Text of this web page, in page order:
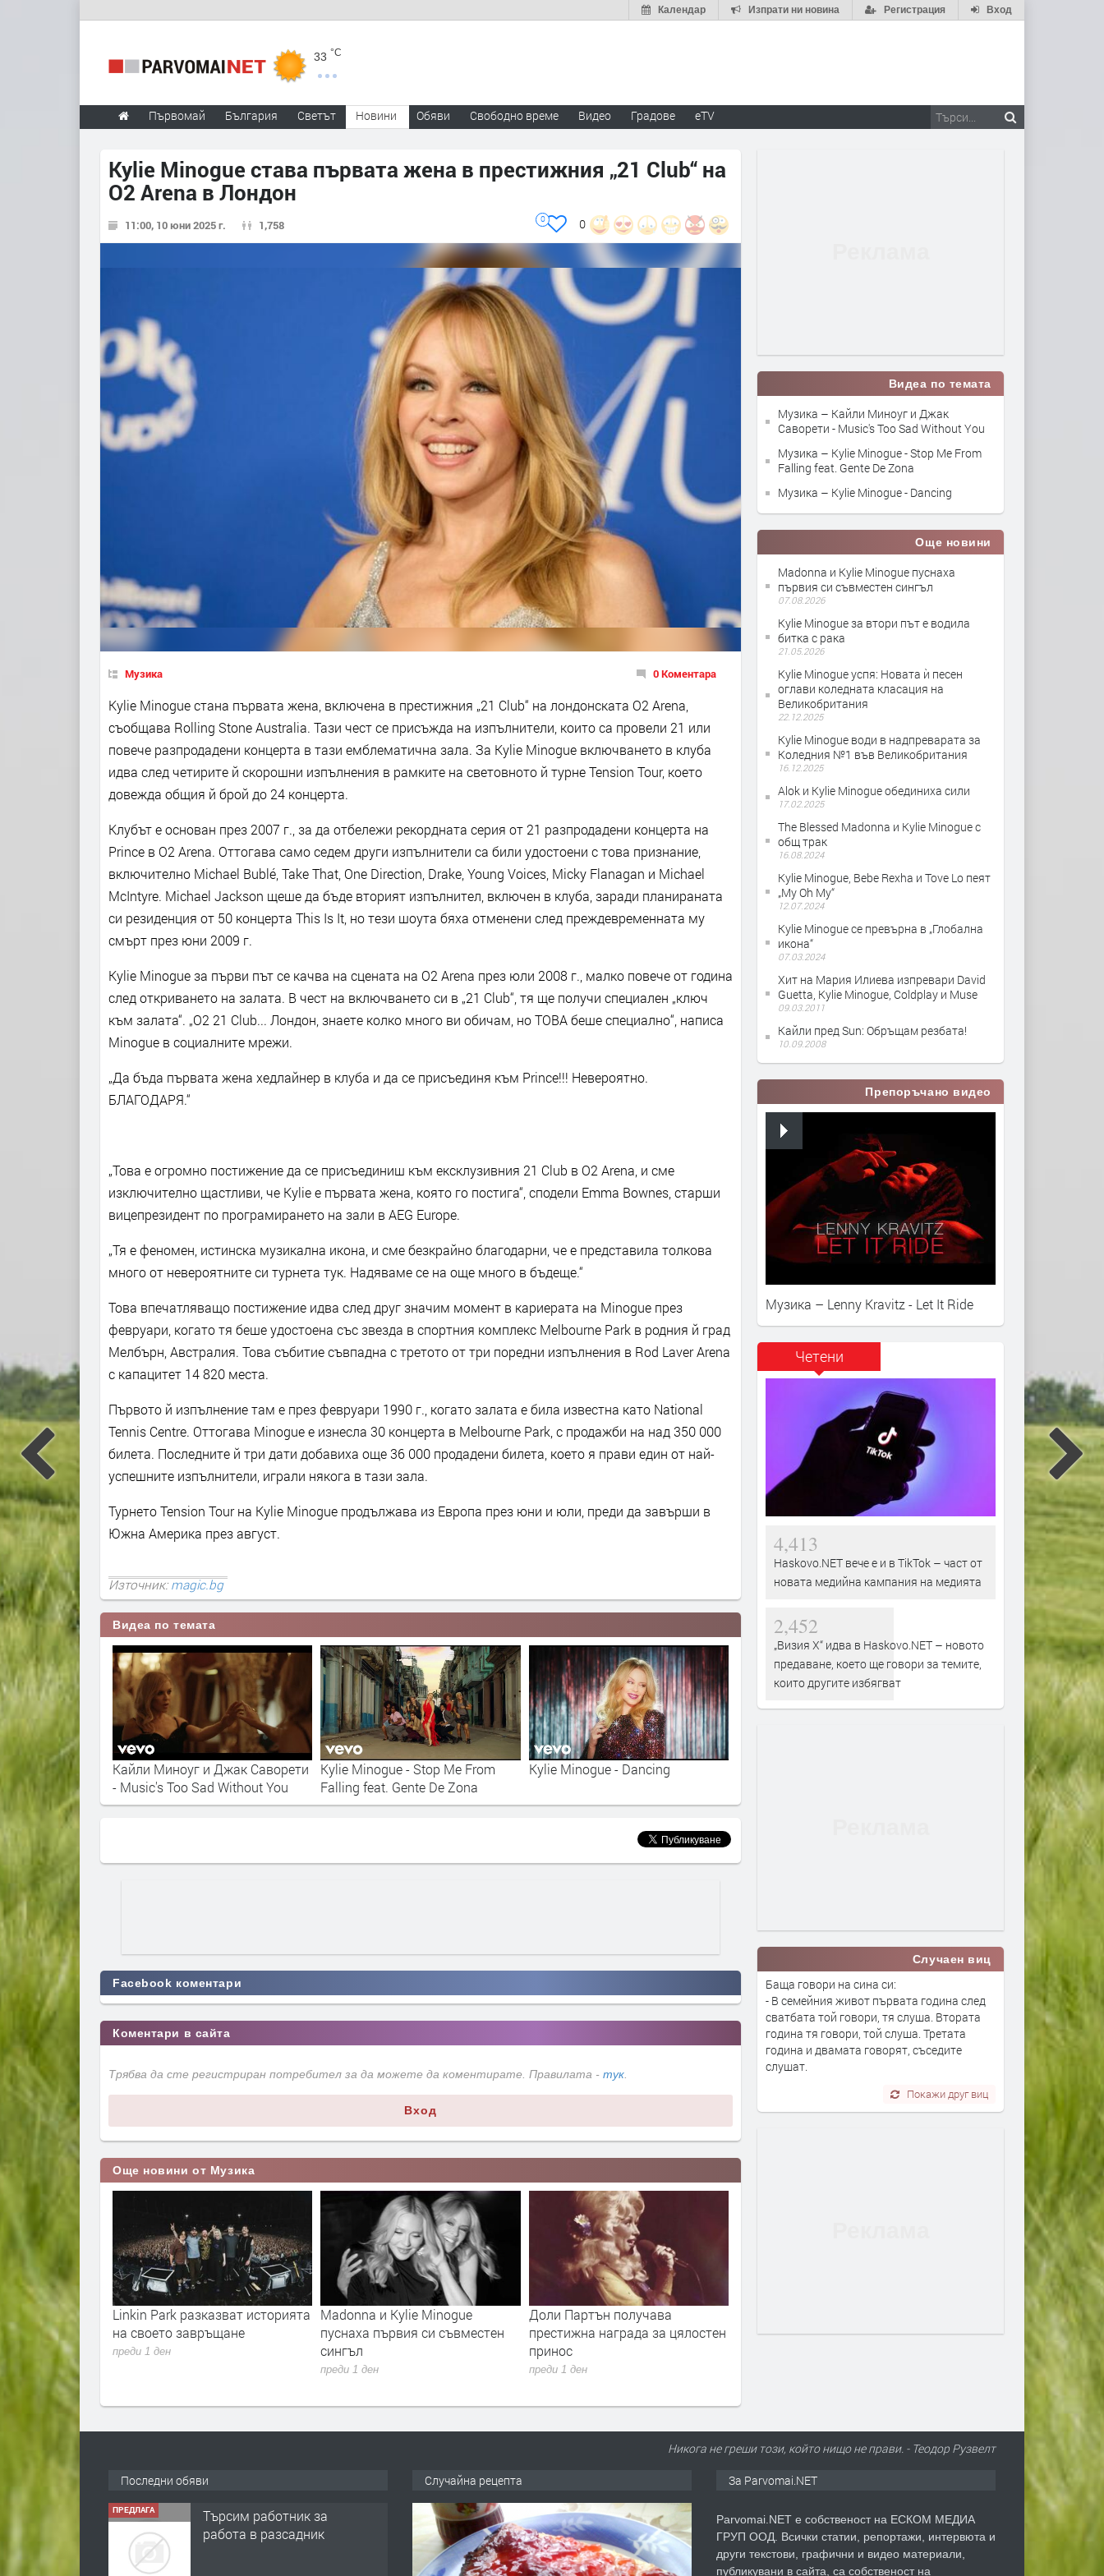
Вход
Регистрация
Изпрати ни новина
Календар
33 °C
Първомай България Светът Новини Обяви Свободно време Видео Градове eTV
Kylie Minogue става първата жена в престижния „21 Club“ на
O2 Arena в Лондон
11:00, 10 юни 2025 г. 1,758 0
0
Музика 0 Коментара
Kylie Minogue стана първата жена, включена в престижния „21 Club“ на лондонската O2 Arena,
съобщава Rolling Stone Australia. Тази чест се присъжда на изпълнители, които са провели 21 или
повече разпродадени концерта в тази емблематична зала. За Kylie Minogue включването в клуба
идва след четирите й скорошни изпълнения в рамките на световното й турне Tension Tour, което
довежда общия й брой до 24 концерта.
Клубът е основан през 2007 г., за да отбележи рекордната серия от 21 разпродадени концерта на
Prince в O2 Arena. Оттогава само седем други изпълнители са били удостоени с това признание,
включително Michael Bublé, Take That, One Direction, Drake, Young Voices, Micky Flanagan и Michael
McIntyre. Michael Jackson щеше да бъде вторият изпълнител, включен в клуба, заради планираната
си резиденция от 50 концерта This Is It, но тези шоута бяха отменени след преждевременната му
смърт през юни 2009 г.
Kylie Minogue за първи път се качва на сцената на O2 Arena през юли 2008 г., малко повече от година
след откриването на залата. В чест на включването си в „21 Club“, тя ще получи специален „ключ
към залата“. „O2 21 Club... Лондон, знаете колко много ви обичам, но ТОВА беше специално“, написа
Minogue в социалните мрежи.
„Да бъда първата жена хедлайнер в клуба и да се присъединя към Prince!!! Невероятно.
БЛАГОДАРЯ.“
„Това е огромно постижение да се присъединиш към ексклузивния 21 Club в O2 Arena, и сме
изключително щастливи, че Kylie е първата жена, която го постига“, сподели Emma Bownes, старши
вицепрезидент по програмирането на зали в AEG Europe.
„Тя е феномен, истинска музикална икона, и сме безкрайно благодарни, че е представила толкова
много от невероятните си турнета тук. Надяваме се на още много в бъдеще.“
Това впечатляващо постижение идва след друг значим момент в кариерата на Minogue през
февруари, когато тя беше удостоена със звезда в спортния комплекс Melbourne Park в родния й град
Мелбърн, Австралия. Това събитие съвпадна с третото от три поредни изпълнения в Rod Laver Arena
с капацитет 14 820 места.
Първото й изпълнение там е през февруари 1990 г., когато залата е била известна като National
Tennis Centre. Оттогава Minogue е изнесла 30 концерта в Melbourne Park, с продажби на над 350 000
билета. Последните й три дати добавиха още 36 000 продадени билета, което я прави един от най-
успешните изпълнители, играли някога в тази зала.
Турнето Tension Tour на Kylie Minogue продължава из Европа през юни и юли, преди да завърши в
Южна Америка през август.
Източник:magic.bg
Видеа по темата
Кайли Миноуг и Джак Саворети
- Music's Too Sad Without You
Kylie Minogue - Stop Me From
Falling feat. Gente De Zona
Kylie Minogue - Dancing
Kylie Minogue - Stop Me
Falling feat. Gente De Zona
Facebook коментари
Коментари в сайта
Трябва да сте регистриран потребител за да можете да коментирате. Правилата - тук.
Вход
Още новини от Музика
23
Linkin Park разказват историята
на своето завръщане
преди 1 ден
Madonna и Kylie Minogue
пуснаха първия си съвместен
сингъл
преди 1 ден
Доли Партън получава
престижна награда за цялостен
принос
преди 1 ден
българските гласове“ звучат в
„Опера на площада“ 2026
завършва с грандиозен гала
Видеа по темата
Музика – Кайли Миноуг и Джак
Саворети - Music's Too Sad Without You
Музика – Kylie Minogue - Stop Me From
Falling feat. Gente De Zona
Музика – Kylie Minogue - Dancing
Още новини
Madonna и Kylie Minogue пуснаха
първия си съвместен сингъл
07.08.2026
Kylie Minogue за втори път е водила
битка с рака
21.05.2026
Kylie Minogue успя: Новата ѝ песен
оглави коледната класация на
Великобритания
22.12.2025
Kylie Minogue води в надпреварата за
Коледния №1 във Великобритания
16.12.2025
Alok и Kylie Minogue обединиха сили
17.02.2025
The Blessed Madonna и Kylie Minogue с
общ трак
16.08.2024
Kylie Minogue, Bebe Rexha и Tove Lo пеят
„My Oh My“
12.07.2024
Kylie Minogue се превърна в „Глобална
икона“
07.03.2024
Хит на Мария Илиева изпревари David
Guetta, Kylie Minogue, Coldplay и Muse
09.03.2011
Кайли пред Sun: Обръщам резбата!
10.09.2008
Препоръчано видео
Музика – Lenny Kravitz - Let It Ride
Четени
4,413
Haskovo.NET вече е и в TikTok – част от
новата медийна кампания на медията
2,452
„Визия Х“ идва в Haskovo.NET – новото
предаване, което ще говори за темите,
които другите избягват
Случаен виц
Баща говори на сина си:
- В семейния живот първата година след
сватбата той говори, тя слуша. Втората
година тя говори, той слуша. Третата
година и двамата говорят, съседите
слушат.
Покажи друг виц
Никога не греши този, който нищо не прави. - Теодор Рузвелт
Последни обяви
работа в разсадник
Случайна рецепта За Parvomai.NET
Parvomai.NET е собственост на ЕСКОМ МЕДИА
ГРУП ООД. Всички статии, репортажи, интервюта и
други текстови, графични и видео материали,
публикувани в сайта, са собственост на